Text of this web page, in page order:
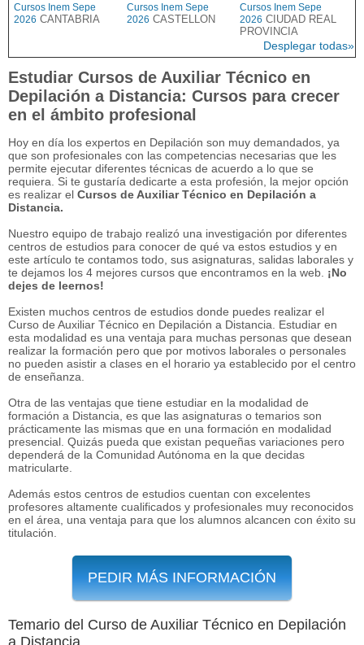
Cursos Inem Sepe
2026 CANTABRIA
Cursos Inem Sepe
2026 CASTELLON
Cursos Inem Sepe
2026 CIUDAD REAL
PROVINCIA
Desplegar todas»
Estudiar Cursos de Auxiliar Técnico en
Depilación a Distancia: Cursos para crecer
en el ámbito profesional
Hoy en día los expertos en Depilación son muy demandados, ya
que son profesionales con las competencias necesarias que les
permite ejecutar diferentes técnicas de acuerdo a lo que se
requiera. Si te gustaría dedicarte a esta profesión, la mejor opción
es realizar el Cursos de Auxiliar Técnico en Depilación a
Distancia.
Nuestro equipo de trabajo realizó una investigación por diferentes
centros de estudios para conocer de qué va estos estudios y en
este artículo te contamos todo, sus asignaturas, salidas laborales y
te dejamos los 4 mejores cursos que encontramos en la web. ¡No
dejes de leernos!
Existen muchos centros de estudios donde puedes realizar el
Curso de Auxiliar Técnico en Depilación a Distancia. Estudiar en
esta modalidad es una ventaja para muchas personas que desean
realizar la formación pero que por motivos laborales o personales
no pueden asistir a clases en el horario ya establecido por el centro
de enseñanza.
Otra de las ventajas que tiene estudiar en la modalidad de
formación a Distancia, es que las asignaturas o temarios son
prácticamente las mismas que en una formación en modalidad
presencial. Quizás pueda que existan pequeñas variaciones pero
dependerá de la Comunidad Autónoma en la que decidas
matricularte.
Además estos centros de estudios cuentan con excelentes
profesores altamente cualificados y profesionales muy reconocidos
en el área, una ventaja para que los alumnos alcancen con éxito su
titulación.
PEDIR MÁS INFORMACIÓN
Temario del Curso de Auxiliar Técnico en Depilación
a Distancia